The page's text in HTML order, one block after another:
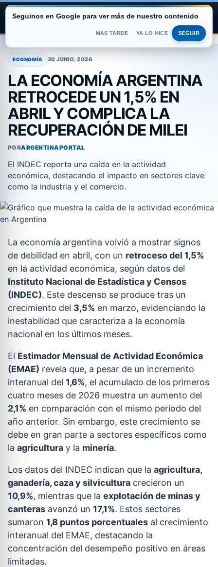
contenido
ARGENTINA PORTAL
ECONOMÍA 30 JUNIO, 2026
LA ECONOMÍA ARGENTINA
RETROCEDE UN 1,5% EN
ABRIL Y COMPLICA LA
RECUPERACIÓN DE MILEI
PORARGENTINAPORTAL
El INDEC reporta una caída en la actividad
económica, destacando el impacto en sectores clave
como la industria y el comercio.
La economía argentina volvió a mostrar signos
de debilidad en abril, con un retroceso del 1,5%
en la actividad económica, según datos del
Instituto Nacional de Estadística y Censos
(INDEC). Este descenso se produce tras un
crecimiento del 3,5% en marzo, evidenciando la
inestabilidad que caracteriza a la economía
nacional en los últimos meses.
El Estimador Mensual de Actividad Económica
(EMAE) revela que, a pesar de un incremento
interanual del 1,6%, el acumulado de los primeros
cuatro meses de 2026 muestra un aumento del
2,1% en comparación con el mismo período del
año anterior. Sin embargo, este crecimiento se
debe en gran parte a sectores específicos como
la agricultura y la minería.
Los datos del INDEC indican que la agricultura,
ganadería, caza y silvicultura crecieron un
10,9%, mientras que la explotación de minas y
canteras avanzó un 17,1%. Estos sectores
sumaron 1,8 puntos porcentuales al crecimiento
interanual del EMAE, destacando la
concentración del desempeño positivo en áreas
limitadas.
Seguinos en Google para ver más de nuestro contenido
MAS TARDE YA LO HICE SEGUIR